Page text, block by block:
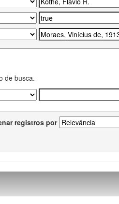
de busca.
registros por